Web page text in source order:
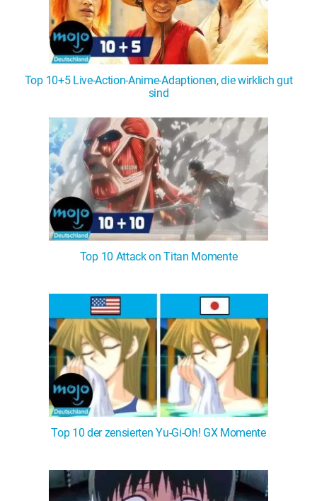
Top 10+5 Live-Action-Anime-Adaptionen, die wirklich gut
sind
Top 10 Attack on Titan Momente
Top 10 der zensierten Yu-Gi-Oh! GX Momente